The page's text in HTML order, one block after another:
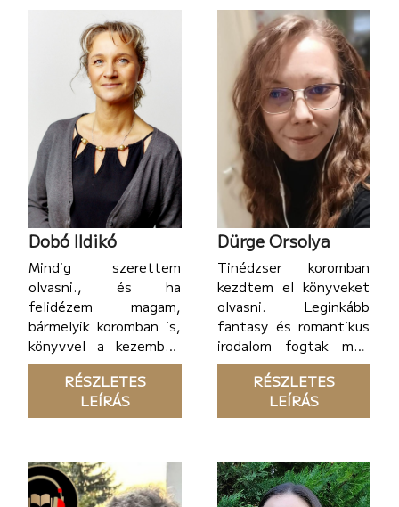
Emellett kb. öt évig
igen sikeresen
foglalkoztam
közhasználati cikkek
forgalmazásával egy
hálózatimarketing-
rendszerben.
fejemben a szereplők,
és sokszor elvarázsolt
Dobó Ildikó
Mindig szerettem
olvasni., és ha
felidézem magam,
bármelyik koromban is,
könyvvel a kezemben
látom magam. A
könyvek szeretete
családi hagyomány. A
könyvek tisztelete
nagyapámtól maradt
RÉSZLETES
LEÍRÁS
Dürge Orsolya
Tinédzser koromban
kezdtem el könyveket
olvasni. Leginkább
fantasy és romantikus
irodalom fogtak meg
igazán. A felolvasást
eredetileg magamnak
kezdtem el. Úgy
olvastam fel a
fejemben
megelevenedtek,
RÉSZLETES
LEÍRÁS